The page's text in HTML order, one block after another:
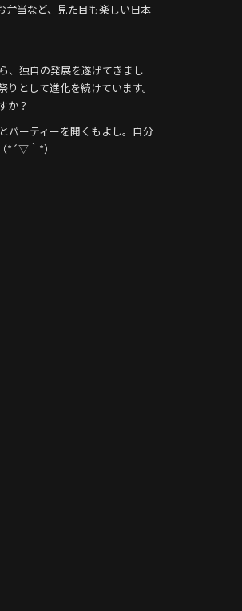
弁当など、見た目も楽しい日本
、独自の発展を遂げてきまし
として進化を続けています。
か？
パーティーを開くもよし。自分
*´▽｀*）